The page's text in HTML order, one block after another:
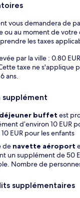
vous demandera de
ou au moment de votre
les taxes
par la ville : 0.80
taxe ne s'applique
ans.
supplément
buffet est
d’environ 10 EUR
EUR pour les enfants
de navette aéroport
un supplément de 50
Nombre de
supplémentaires